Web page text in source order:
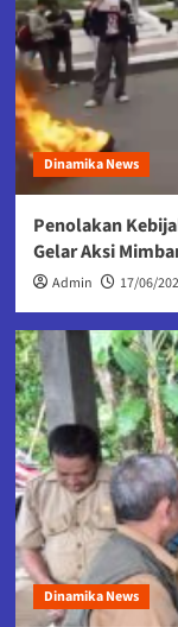
Dinamika News
Penolakan
Gelar Aksi
Admin 17/06/
Dinamika News